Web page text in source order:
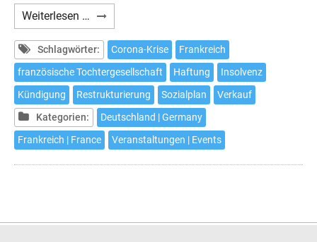
Weiterlesen … Webinar:
Die
französische
Tochtergesellschaft
in
der
Krise
Schlagwörter: Corona-Krise
Frankreich
französische Tochtergesellschaft
Haftung
Insolvenz
Kündigung
Restrukturierung Sozialplan
Verkauf
Kategorien:
Deutschland | Germany
Frankreich | France
Veranstaltungen | Events